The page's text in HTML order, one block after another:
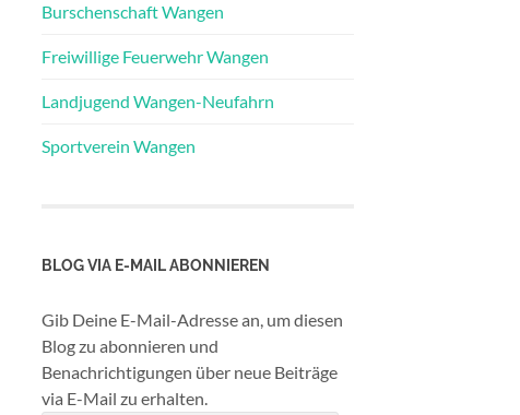
Burschenschaft Wangen
Freiwillige Feuerwehr Wangen
Landjugend Wangen-Neufahrn
Sportverein Wangen
BLOG VIA E-MAIL ABONNIEREN
Gib Deine E-Mail-Adresse an, um diesen
Blog zu abonnieren und
Benachrichtigungen über neue Beiträge
via E-Mail zu erhalten.